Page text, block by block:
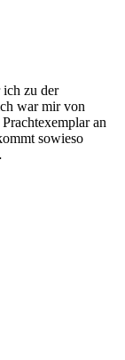
ich zu der
war mir von
an
sowieso